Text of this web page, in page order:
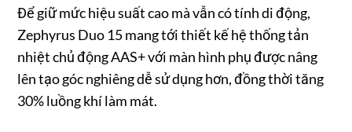
Để giữ mức hiệu suất cao mà vẫn có tính di động,
Zephyrus Duo 15 mang tới thiết kế hệ thống tản
nhiệt chủ động AAS+ với màn hình phụ được nâng
lên tạo góc nghiêng dễ sử dụng hơn, đồng thời tăng
30% luồng khí làm mát.